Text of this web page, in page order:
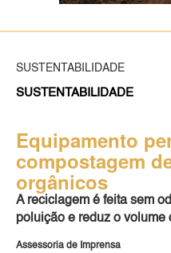
SUSTENTABILIDADE
SUSTENTABILIDADE
Equipamento
compostagem
orgânicos
A reciclagem é feita sem
poluição e reduz o volume
Assessoria de Imprensa